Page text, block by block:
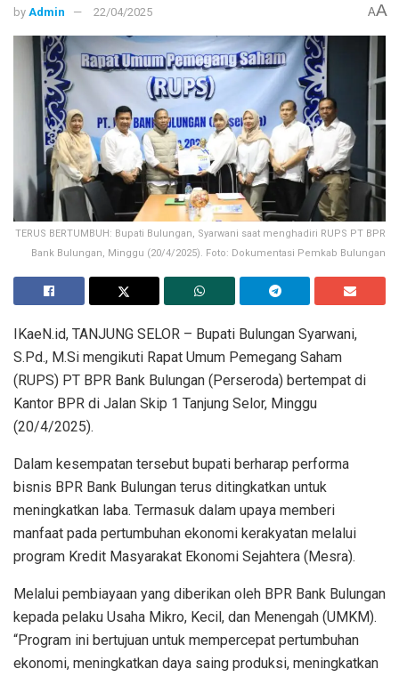
by Admin 22/04/2025 AA
TERUS BERTUMBUH: Bupati Bulungan, Syarwani saat menghadiri RUPS PT BPR
Bank Bulungan, Minggu (20/4/2025). Foto: Dokumentasi Pemkab Bulungan
IKaeN.id, TANJUNG SELOR – Bupati Bulungan Syarwani,
S.Pd., M.Si mengikuti Rapat Umum Pemegang Saham
(RUPS) PT BPR Bank Bulungan (Perseroda) bertempat di
Kantor BPR di Jalan Skip 1 Tanjung Selor, Minggu
(20/4/2025).
Dalam kesempatan tersebut bupati berharap performa
bisnis BPR Bank Bulungan terus ditingkatkan untuk
meningkatkan laba. Termasuk dalam upaya memberi
manfaat pada pertumbuhan ekonomi kerakyatan melalui
program Kredit Masyarakat Ekonomi Sejahtera (Mesra).
Melalui pembiayaan yang diberikan oleh BPR Bank Bulungan
kepada pelaku Usaha Mikro, Kecil, dan Menengah (UMKM).
“Program ini bertujuan untuk mempercepat pertumbuhan
ekonomi, meningkatkan daya saing produksi, meningkatkan